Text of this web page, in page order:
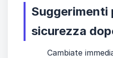
Suggerimenti
sicurezza
Cambiate